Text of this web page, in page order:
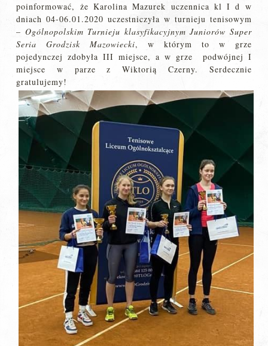
poinformować, że Karolina Mazurek uczennica kl I d w
dniach 04-06.01.2020 uczestniczyła w turnieju tenisowym
– Ogólnopolskim Turnieju klasyfikacyjnym Juniorów Super
Seria Grodzisk Mazowiecki, w którym to w grze
pojedynczej zdobyła III miejsce, a w grze podwójnej I
miejsce w parze z Wiktorią Czerny. Serdecznie
gratulujemy!